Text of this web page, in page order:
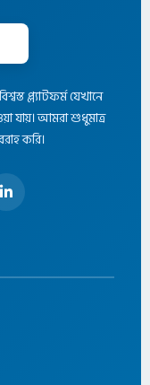
প্ল্যাটফর্ম যেখানে
যায়। আমরা শুধুমাত্র
করি।